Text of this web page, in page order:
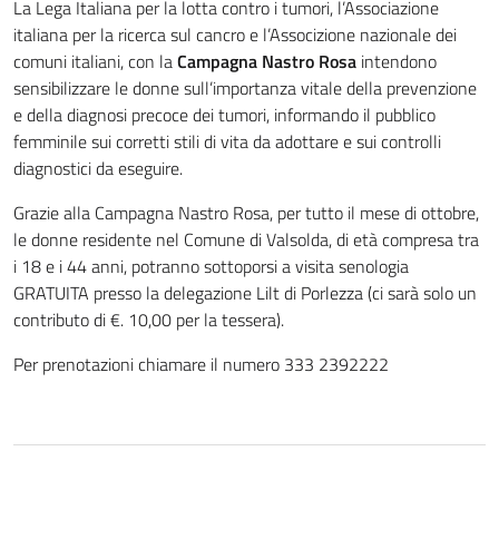
La Lega Italiana per la lotta contro i tumori, l’Associazione
italiana per la ricerca sul cancro e l’Associzione nazionale dei
comuni italiani, con laCampagna Nastro Rosa intendono
sensibilizzare le donne sull’importanza vitale della prevenzione
e della diagnosi precoce dei tumori, informando il pubblico
femminile sui corretti stili di vita da adottare e sui controlli
diagnostici da eseguire.
Grazie alla Campagna Nastro Rosa, per tutto il mese di ottobre,
le donne residente nel Comune di Valsolda, di età compresa tra
i 18 e i 44 anni, potranno sottoporsi a visita senologia
GRATUITA presso la delegazione Lilt di Porlezza (ci sarà solo un
contributo di €. 10,00 per la tessera).
Per prenotazioni chiamare il numero 333 2392222